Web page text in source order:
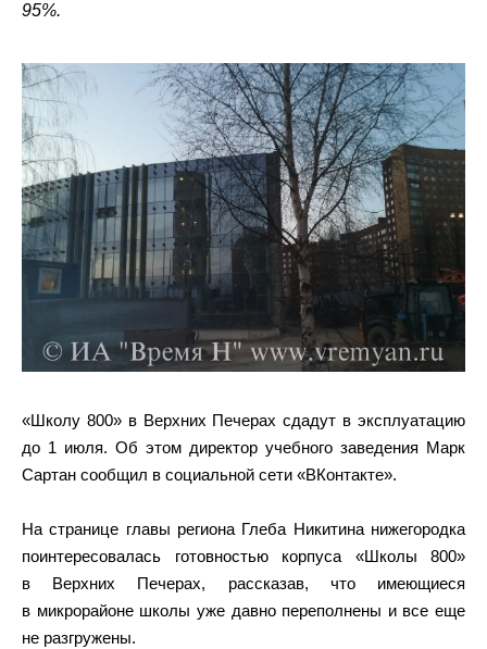
95%.
«Школу 800» в Верхних Печерах сдадут в эксплуатацию
до 1 июля. Об этом директор учебного заведения Марк
Сартан сообщил в социальной сети «ВКонтакте».
На странице главы региона Глеба Никитина нижегородка
поинтересовалась готовностью корпуса «Школы 800»
в Верхних Печерах, рассказав, что имеющиеся
в микрорайоне школы уже давно переполнены и все еще
не разгружены.